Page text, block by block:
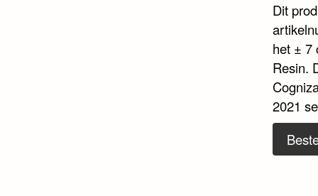
Dit
het ± 7
Resin.
2021